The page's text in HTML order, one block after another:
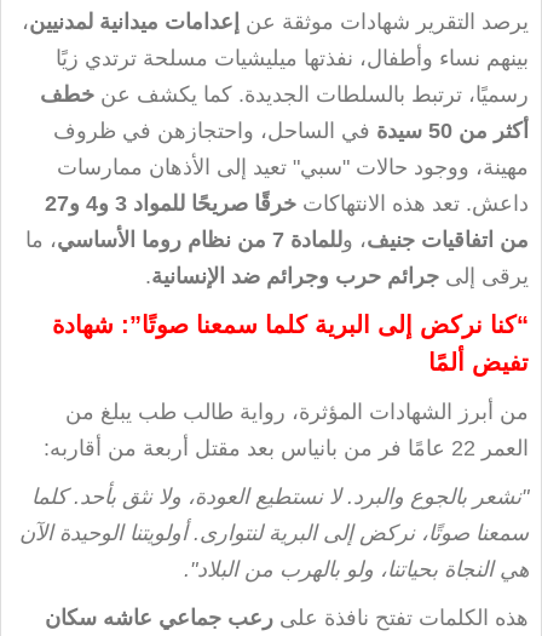
يرصد التقرير شهادات موثقة عن إعدامات ميدانية لمدنيين،
بينهم نساء وأطفال، نفذتها ميليشيات مسلحة ترتدي زيًا
رسميًا، ترتبط بالسلطات الجديدة. كما يكشف عن خطف
أكثر من 50 سيدة
في الساحل، واحتجازهن في ظروف
مهينة، ووجود حالات "سبي" تعيد إلى الأذهان ممارسات
داعش. تعد هذه الانتهاكات
خرقًا صريحًا للمواد 3 و4 و27
من اتفاقيات جنيف، وللمادة 7 من نظام روما الأساسي
، ما
يرقى إلى جرائم حرب وجرائم ضد الإنسانية.
“كنا نركض إلى البرية كلما سمعنا صوتًا”: شهادة
تفيض ألمًا
من أبرز الشهادات المؤثرة، رواية طالب طب يبلغ من
العمر 22 عامًا فر من بانياس بعد مقتل أربعة من أقاربه
:
"نشعر بالجوع والبرد. لا نستطيع العودة، ولا نثق بأحد. كلما
سمعنا صوتًا، نركض إلى البرية لنتوارى. أولويتنا الوحيدة الآن
هي النجاة بحياتنا، ولو بالهرب من البلاد."
هذه الكلمات تفتح نافذة على رعب جماعي عاشه سكان